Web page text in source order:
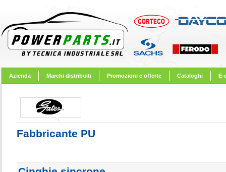
Azienda Marchi distribuiti Promozioni e offerte Cataloghi E-
Fabbricante PU